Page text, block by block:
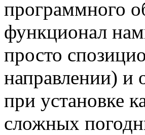
программного
функционал
просто
направлении) и
при установке
сложных